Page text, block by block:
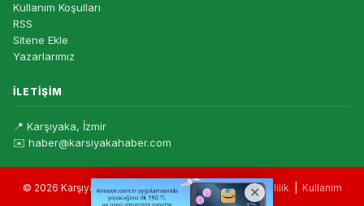
Kullanım Koşulları
RSS
Sitene Ekle
Yazarlarımız
İLETIŞIM
📍 Karşıyaka, İzmir
✉️ haber@karsiyakahaber.com
© 2026 Karşıyaka Haber — Tüm hakları saklıdır. |Gizlilik
Kullanım
Koşulları